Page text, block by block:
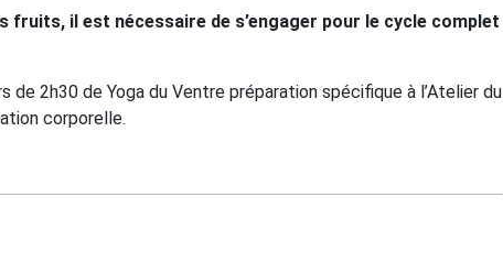
fruits, il est nécessaire de s’engager pour le cycle complet
de 2h30 de Yoga du Ventre préparation spécifique à l’Atelier du
corporelle.